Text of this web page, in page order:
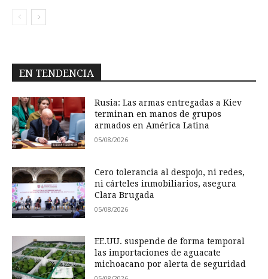
EN TENDENCIA
Rusia: Las armas entregadas a Kiev
terminan en manos de grupos
armados en América Latina
05/08/2026
Cero tolerancia al despojo, ni redes,
ni cárteles inmobiliarios, asegura
Clara Brugada
05/08/2026
EE.UU. suspende de forma temporal
las importaciones de aguacate
michoacano por alerta de seguridad